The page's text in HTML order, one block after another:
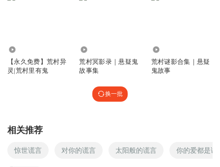
【永久免费】荒村异
灵|荒村里有鬼
荒村冥影录｜悬疑鬼
故事集
荒村谜影合集｜悬疑
鬼故事
换一批
相关推荐
惊世谎言 对你的谎言 太阳般的谎言 你的爱都是谎